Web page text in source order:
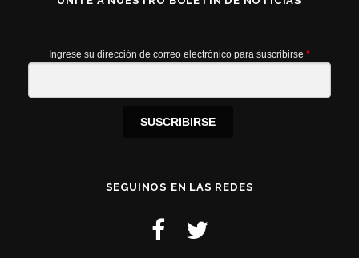
Ingrese su dirección de correo electrónico para suscribirse *
SUSCRIBIRSE
SEGUINOS EN LAS REDES